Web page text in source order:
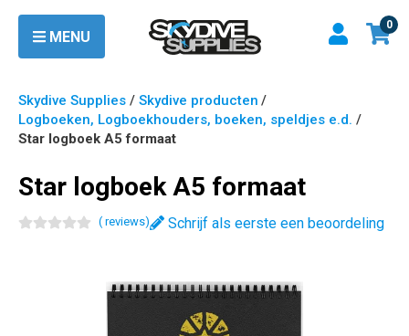
MENU
0
Skydive Supplies / Skydive producten /
Logboeken, Logboekhouders, boeken, speldjes e.d. /
Star logboek A5 formaat
Star logboek A5 formaat
( reviews) Schrijf als eerste een beoordeling